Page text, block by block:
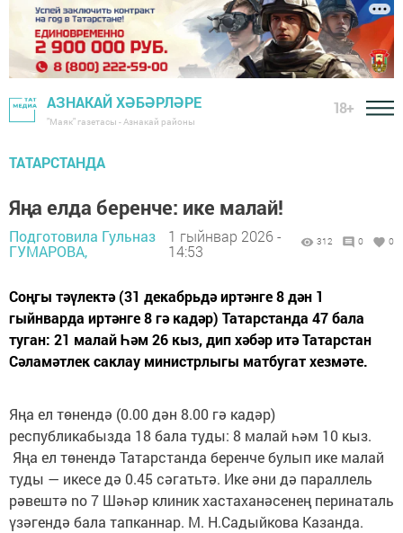
АЗНАКАЙ ХӘБӘРЛӘРЕ
"Маяк" газетасы - Азнакай районы
18+
ТАТАРСТАНДА
Яңа елда беренче: ике малай!
Подготовила Гульназ
ГУМАРОВА,
1 гыйнвар 2026 -
14:53
312 0 0
Соңгы тәүлектә (31 декабрьдә иртәнге 8 дән 1
гыйнварда иртәнге 8 гә кадәр) Татарстанда 47 бала
туган: 21 малай Һәм 26 кыз, дип хәбәр итә Татарстан
Сәламәтлек саклау министрлыгы матбугат хезмәте.
Яңа ел төнендә (0.00 дән 8.00 гә кадәр)
республикабызда 18 бала туды: 8 малай һәм 10 кыз.
Яңа ел төнендә Татарстанда беренче булып ике малай
туды — икесе дә 0.45 сәгатьтә. Ике әни дә параллель
рәвештә no 7 Шәһәр клиник хастаханәсенең перинаталь
үзәгендә бала тапканнар. М. Н.Садыйкова Казанда.